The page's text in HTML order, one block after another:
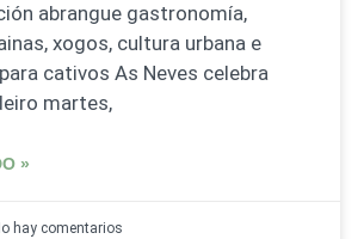
abrangue gastronomía,
xogos, cultura urbana e
cativos As Neves celebra
martes,
»
hay comentarios